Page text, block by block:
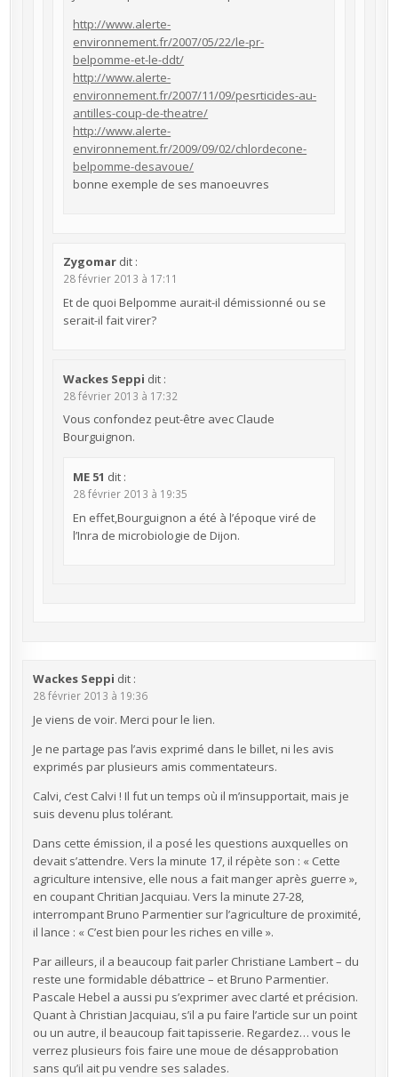
http://www.alerte-
environnement.fr/2007/05/22/le-pr-
belpomme-et-le-ddt/
http://www.alerte-
environnement.fr/2007/11/09/pesrticides-au-
antilles-coup-de-theatre/
http://www.alerte-
environnement.fr/2009/09/02/chlordecone-
belpomme-desavoue/
bonne exemple de ses manoeuvres
Zygomar dit :
28 février 2013 à 17:11
Et de quoi Belpomme aurait-il démissionné ou se
serait-il fait virer?
Wackes Seppi dit :
28 février 2013 à 17:32
Vous confondez peut-être avec Claude
Bourguignon.
ME 51 dit :
28 février 2013 à 19:35
En effet,Bourguignon a été à l’époque viré de
l’Inra de microbiologie de Dijon.
Wackes Seppi dit :
28 février 2013 à 19:36
Je viens de voir. Merci pour le lien.
Je ne partage pas l’avis exprimé dans le billet, ni les avis
exprimés par plusieurs amis commentateurs.
Calvi, c’est Calvi ! Il fut un temps où il m’insupportait, mais je
suis devenu plus tolérant.
Dans cette émission, il a posé les questions auxquelles on
devait s’attendre. Vers la minute 17, il répète son : « Cette
agriculture intensive, elle nous a fait manger après guerre »,
en coupant Chritian Jacquiau. Vers la minute 27-28,
interrompant Bruno Parmentier sur l’agriculture de proximité,
il lance : « C’est bien pour les riches en ville ».
Par ailleurs, il a beaucoup fait parler Christiane Lambert – du
reste une formidable débattrice – et Bruno Parmentier.
Pascale Hebel a aussi pu s’exprimer avec clarté et précision.
Quant à Christian Jacquiau, s’il a pu faire l’article sur un point
ou un autre, il beaucoup fait tapisserie. Regardez… vous le
verrez plusieurs fois faire une moue de désapprobation
sans qu’il ait pu vendre ses salades.